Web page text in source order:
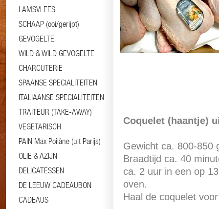
LAMSVLEES
SCHAAP (ooi/gerijpt)
GEVOGELTE
WILD & WILD GEVOGELTE
CHARCUTERIE
SPAANSE SPECIALITEITEN
ITALIAANSE SPECIALITEITEN
TRAITEUR (TAKE-AWAY)
VEGETARISCH
PAIN Max Poilâne (uit Parijs)
OLIE & AZIJN
DELICATESSEN
DE LEEUW CADEAUBON
CADEAUS
Coquelet (haantje)
Gewicht ca. 800-850
Braadtijd ca. 40
ca. 2 uur in een op
oven.
Haal de coquelet